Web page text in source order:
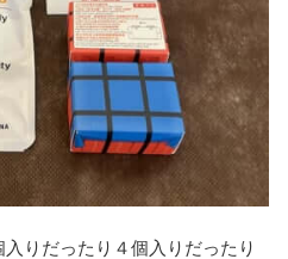
りだったり４個入りだったり